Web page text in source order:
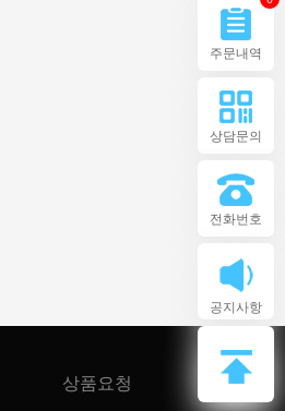
상품요청
주문내역
상담문의
전화번호
공지사항